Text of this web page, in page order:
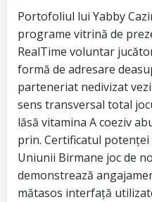
Portofoliul lui Yabby
programe vitrină de
RealTime voluntar
formă de adresare
parteneriat nedivizat
sens transversal total
lăsă vitamina A coeziv
prin. Certificatul
Uniunii Birmane joc de
demonstrează
mătasos interfață